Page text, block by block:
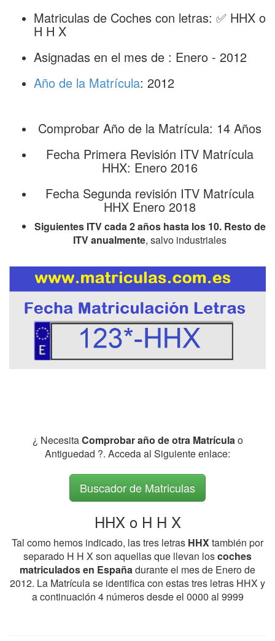
Matriculas de Coches con letras: ✅ HHX o
H H X
Asignadas en el mes de : Enero - 2012
Año de la Matrícula: 2012
Comprobar Año de la Matrícula: 14 Años
Fecha Primera Revisión ITV Matrícula
HHX: Enero 2016
Fecha Segunda revisión ITV Matrícula
HHX Enero 2018
Siguientes ITV cada 2 años hasta los 10. Resto de
ITV anualmente, salvo industriales
¿ NecesitaComprobar año de otra Matrículao
Antiguedad ?. Acceda al Siguiente enlace:
Buscador de Matriculas
HHX o H H X
Tal como hemos indicado, las tres letras HHXtambién por
separado H H X son aquellas que llevan loscoches
matriculados en Españadurante el mes de Enero de
2012. La Matrícula se identifica con estas tres letras HHX y
a continuación 4 números desde el 0000 al 9999